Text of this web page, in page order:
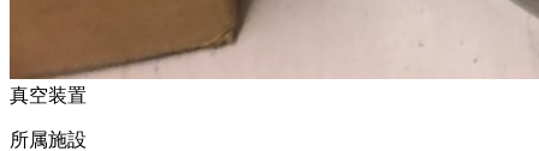
真空装置
所属施設